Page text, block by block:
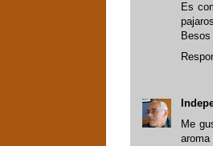
Es
Besos
Me